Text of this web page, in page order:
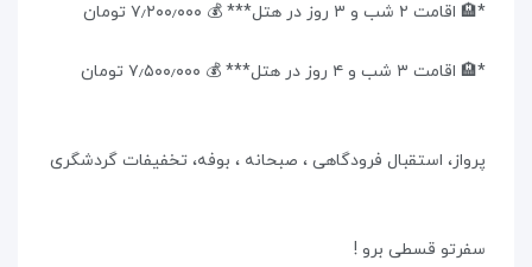
*🏨 اقامت ۲ شب و ۳ روز در هتل*** 💰 ۷٫۲۰۰٫۰۰۰ تومان
*🏨 اقامت ۳ شب و ۴ روز در هتل*** 💰 ۷٫۵۰۰٫۰۰۰ تومان
پرواز، استقبال فرودگاهی ، صبحانه ، بوفه، تخفیفات گردشگری
سفرتو قسطی برو !